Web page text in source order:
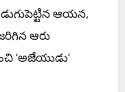
ఆయన,
ఆరు
‘అజేయుడు’